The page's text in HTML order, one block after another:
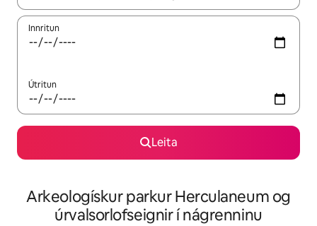
Innritun
Útritun
Leita
Arkeologískur parkur Herculaneum og
úrvalsorlofseignir í nágrenninu